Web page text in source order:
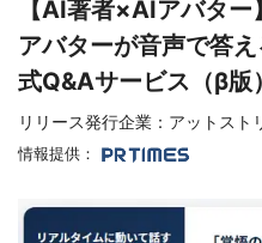
【AI著者×AIアバタ
アバターが音声で答
式Q&Aサービス（β版
リリース発行企業：アットス
情報提供：